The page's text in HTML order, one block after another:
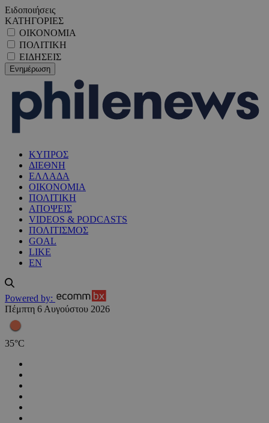
Ειδοποιήσεις
ΚΑΤΗΓΟΡΙΕΣ
ΟΙΚΟΝΟΜΙΑ
ΠΟΛΙΤΙΚΗ
ΕΙΔΗΣΕΙΣ
ΚΥΠΡΟΣ
ΔΙΕΘΝΗ
ΕΛΛΑΔΑ
ΟΙΚΟΝΟΜΙΑ
ΠΟΛΙΤΙΚΗ
ΑΠΟΨΕΙΣ
VIDEOS & PODCASTS
ΠΟΛΙΤΙΣΜΟΣ
GOAL
LIKE
EN
Powered by:
Πέμπτη 6 Αυγούστου 2026
35°C